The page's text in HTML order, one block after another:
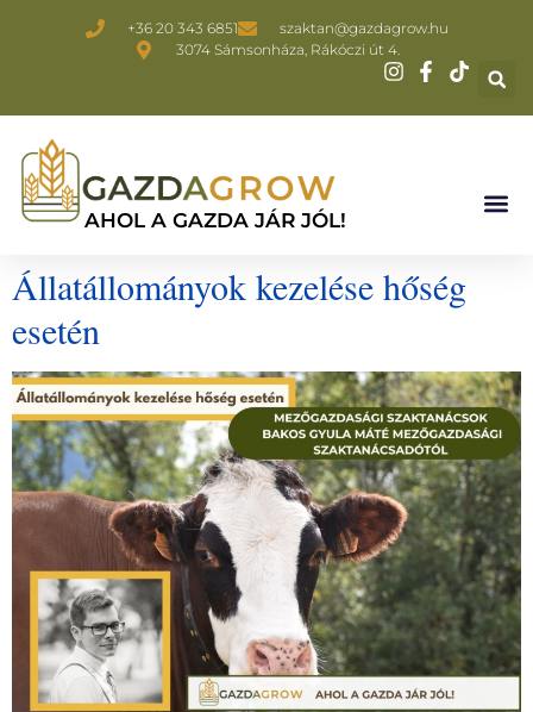
+36 20 343 6851
szaktan@gazdagrow.hu
3074 Sámsonháza, Rákóczi út 4.
AHOL A GAZDA JÁR JÓL!
Állatállományok kezelése hőség
esetén